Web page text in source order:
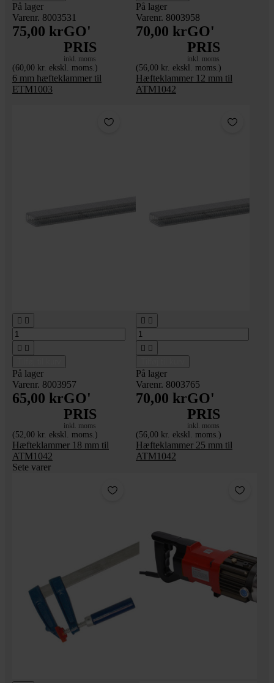
På lager
Varenr. 8003531
75,00 krGO'
PRIS
inkl. moms
(60,00 kr. ekskl. moms.)
6 mm hæfteklammer til
ETM1003
På lager
Varenr. 8003958
70,00 krGO'
PRIS
inkl. moms
(56,00 kr. ekskl. moms.)
Hæfteklammer 12 mm til
ATM1042
 
 
På lager
Varenr. 8003957
65,00 krGO'
PRIS
inkl. moms
(52,00 kr. ekskl. moms.)
Hæfteklammer 18 mm til
ATM1042
 
 
På lager
Varenr. 8003765
70,00 krGO'
PRIS
inkl. moms
(56,00 kr. ekskl. moms.)
Hæfteklammer 25 mm til
ATM1042
Sete varer